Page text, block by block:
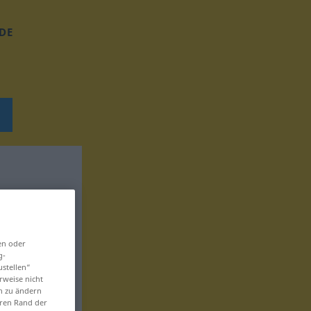
DE
oder
nicht
zu ändern
Rand der